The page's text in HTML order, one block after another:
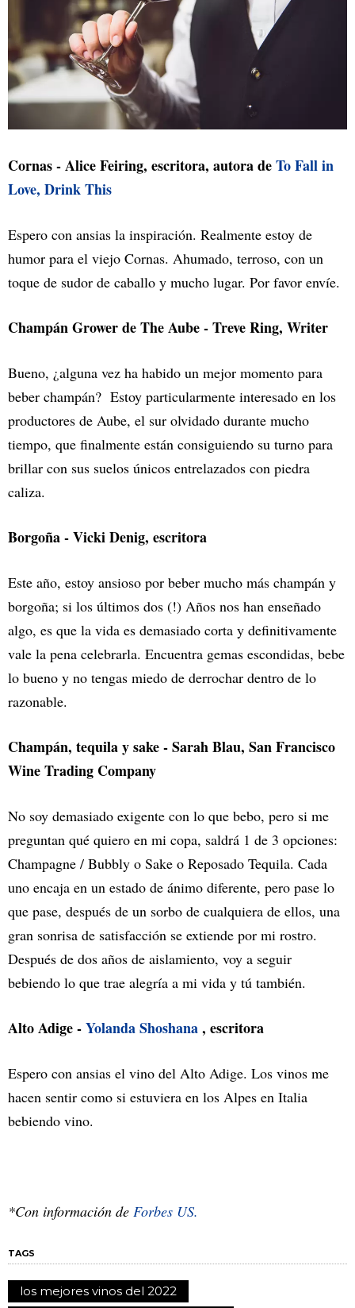
Cornas - Alice Feiring, escritora, autora deTo Fall in
Love, Drink This
Espero con ansias la inspiración. Realmente estoy de
humor para el viejo Cornas. Ahumado, terroso, con un
toque de sudor de caballo y mucho lugar. Por favor envíe.
Champán Grower de The Aube - Treve Ring, Writer
Bueno, ¿alguna vez ha habido un mejor momento para
beber champán? Estoy particularmente interesado en los
productores de Aube, el sur olvidado durante mucho
tiempo, que finalmente están consiguiendo su turno para
brillar con sus suelos únicos entrelazados con piedra
caliza.
Borgoña - Vicki Denig, escritora
Este año, estoy ansioso por beber mucho más champán y
borgoña; si los últimos dos (!) Años nos han enseñado
algo, es que la vida es demasiado corta y definitivamente
vale la pena celebrarla. Encuentra gemas escondidas, bebe
lo bueno y no tengas miedo de derrochar dentro de lo
razonable.
Champán, tequila y sake - Sarah Blau, San Francisco
Wine Trading Company
No soy demasiado exigente con lo que bebo, pero si me
preguntan qué quiero en mi copa, saldrá 1 de 3 opciones:
Champagne / Bubbly o Sake o Reposado Tequila. Cada
uno encaja en un estado de ánimo diferente, pero pase lo
que pase, después de un sorbo de cualquiera de ellos, una
gran sonrisa de satisfacción se extiende por mi rostro.
Después de dos años de aislamiento, voy a seguir
bebiendo lo que trae alegría a mi vida y tú también.
Alto Adige -Yolanda Shoshana, escritora
Espero con ansias el vino del Alto Adige. Los vinos me
hacen sentir como si estuviera en los Alpes en Italia
bebiendo vino.
*Con información de Forbes US.
TAGS
los mejores vinos del 2022